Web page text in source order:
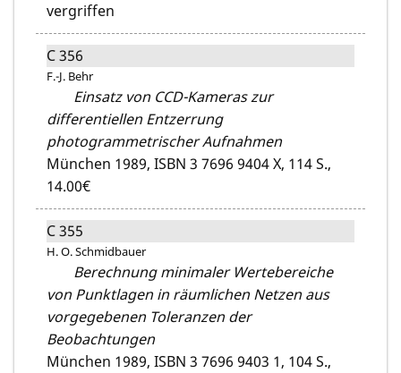
vergriffen
C 356
F.-J. Behr
Einsatz von CCD-Kameras zur
differentiellen Entzerrung
photogrammetrischer Aufnahmen
München 1989, ISBN 3 7696 9404 X, 114 S.,
14.00€
C 355
H. O. Schmidbauer
Berechnung minimaler Wertebereiche
von Punktlagen in räumlichen Netzen aus
vorgegebenen Toleranzen der
Beobachtungen
München 1989, ISBN 3 7696 9403 1, 104 S.,